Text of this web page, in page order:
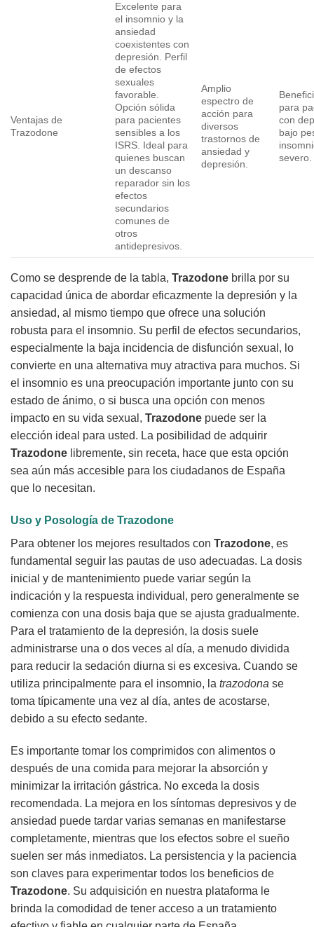
Ventajas de
Trazodone
Excelente para
el insomnio y la
ansiedad
coexistentes con
depresión. Perfil
de efectos
sexuales
favorable.
Opción sólida
para pacientes
sensibles a los
ISRS. Ideal para
quienes buscan
un descanso
reparador sin los
efectos
secundarios
comunes de
otros
antidepresivos.
Amplio
espectro de
acción para
diversos
trastornos de
ansiedad y
depresión.
para
con
bajo
severo.
Como se desprende de la tabla, Trazodone brilla por su
capacidad única de abordar eficazmente la depresión y la
ansiedad, al mismo tiempo que ofrece una solución
robusta para el insomnio. Su perfil de efectos secundarios,
especialmente la baja incidencia de disfunción sexual, lo
convierte en una alternativa muy atractiva para muchos. Si
el insomnio es una preocupación importante junto con su
estado de ánimo, o si busca una opción con menos
impacto en su vida sexual, Trazodone puede ser la
elección ideal para usted. La posibilidad de adquirir
Trazodone libremente, sin receta, hace que esta opción
sea aún más accesible para los ciudadanos de España
que lo necesitan.
Uso y Posología de Trazodone
Para obtener los mejores resultados con Trazodone, es
fundamental seguir las pautas de uso adecuadas. La dosis
inicial y de mantenimiento puede variar según la
indicación y la respuesta individual, pero generalmente se
comienza con una dosis baja que se ajusta gradualmente.
Para el tratamiento de la depresión, la dosis suele
administrarse una o dos veces al día, a menudo dividida
para reducir la sedación diurna si es excesiva. Cuando se
utiliza principalmente para el insomnio, la trazodona se
toma típicamente una vez al día, antes de acostarse,
debido a su efecto sedante.
Es importante tomar los comprimidos con alimentos o
después de una comida para mejorar la absorción y
minimizar la irritación gástrica. No exceda la dosis
recomendada. La mejora en los síntomas depresivos y de
ansiedad puede tardar varias semanas en manifestarse
completamente, mientras que los efectos sobre el sueño
suelen ser más inmediatos. La persistencia y la paciencia
son claves para experimentar todos los beneficios de
Trazodone. Su adquisición en nuestra plataforma le
brinda la comodidad de tener acceso a un tratamiento